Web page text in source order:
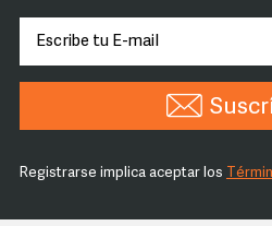
Registrarse implica aceptar los